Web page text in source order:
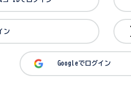
ン
Googleでログイン